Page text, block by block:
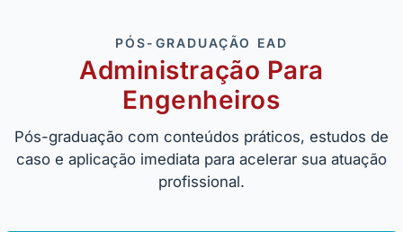
PÓS-GRADUAÇÃO EAD
Administração Para
Engenheiros
Pós-graduação com conteúdos práticos, estudos de
caso e aplicação imediata para acelerar sua atuação
profissional.